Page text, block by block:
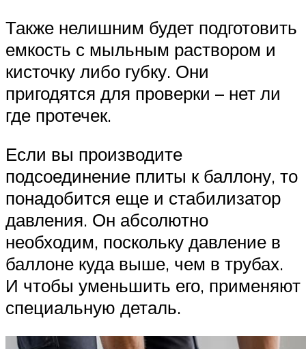
Также нелишним будет подготовить
емкость с мыльным раствором и
кисточку либо губку. Они
пригодятся для проверки – нет ли
где протечек.
Если вы производите
подсоединение плиты к баллону, то
понадобится еще и стабилизатор
давления. Он абсолютно
необходим, поскольку давление в
баллоне куда выше, чем в трубах.
И чтобы уменьшить его, применяют
специальную деталь.